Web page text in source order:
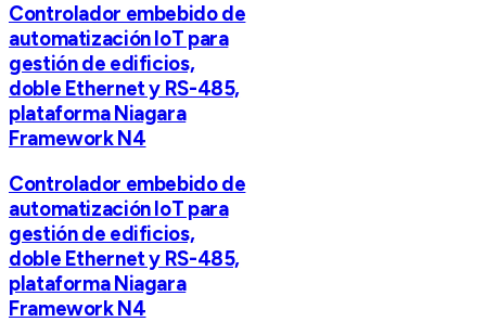
Controlador embebido de
automatización IoT para
gestión de edificios,
doble Ethernet y RS-485,
plataforma Niagara
Framework N4
Controlador embebido de
automatización IoT para
gestión de edificios,
doble Ethernet y RS-485,
plataforma Niagara
Framework N4